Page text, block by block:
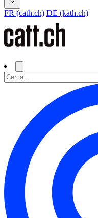
FR (cath.ch) DE (kath.ch)